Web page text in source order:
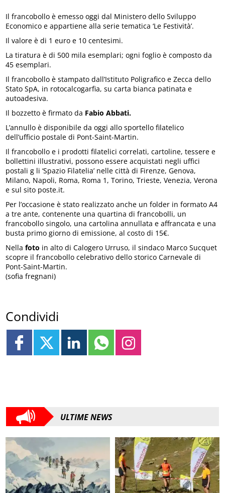
Il francobollo è emesso oggi dal Ministero dello Sviluppo
Economico e appartiene alla serie tematica ‘Le Festività’.
Il valore è di 1 euro e 10 centesimi.
La tiratura è di 500 mila esemplari; ogni foglio è composto da
45 esemplari.
Il francobollo è stampato dall’Istituto Poligrafico e Zecca dello
Stato SpA, in rotocalcogarfia, su carta bianca patinata e
autoadesiva.
Il bozzetto è firmato da Fabio Abbati.
L’annullo è disponibile da oggi allo sportello filatelico
dell’ufficio postale di Pont-Saint-Martin.
Il francobollo e i prodotti filatelici correlati, cartoline, tessere e
bollettini illustrativi, possono essere acquistati negli uffici
postali g li ‘Spazio Filatelia’ nelle città di Firenze, Genova,
Milano, Napoli, Roma, Roma 1, Torino, Trieste, Venezia, Verona
e sul sito poste.it.
Per l’occasione è stato realizzato anche un folder in formato A4
a tre ante, contenente una quartina di francobolli, un
francobollo singolo, una cartolina annullata e affrancata e una
busta primo giorno di emissione, al costo di 15€.
Nellafoto in alto di Calogero Urruso, il sindaco Marco Sucquet
scopre il francobollo celebrativo dello storico Carnevale di
Pont-Saint-Martin.
(sofia fregnani)
Condividi
ULTIME NEWS